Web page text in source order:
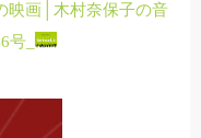
映画│木村奈保子の音
号_